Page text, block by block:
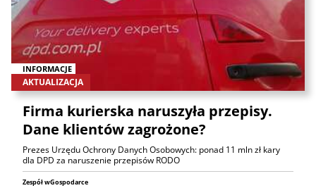
INFORMACJE
AKTUALIZACJA
Firma kurierska naruszyła przepisy.
Dane klientów zagrożone?
Prezes Urzędu Ochrony Danych Osobowych: ponad 11 mln zł kary
dla DPD za naruszenie przepisów RODO
Zespół wGospodarce